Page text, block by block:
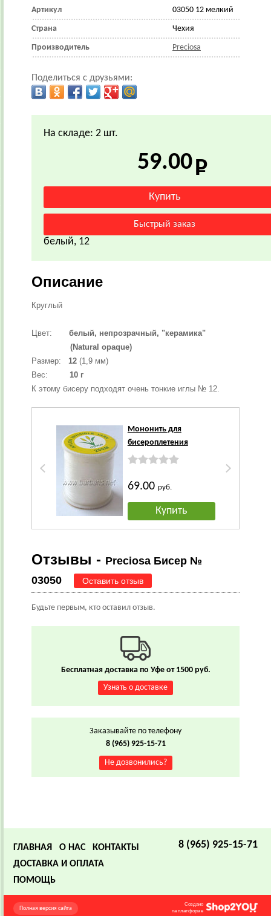
Артикул 03050 12 мелкий
Страна Чехия
Производитель Preciosa
Поделиться с друзьями:
На складе: 2 шт.
59.00
белый, 12
Описание
Круглый
Цвет:
белый, непрозрачный, "керамика"
(Natural opaque)
Размер:
12 (1,9 мм)
Вес:
10 г
К этому бисеру подходят очень тонкие иглы № 12.
Мононить для
бисероплетения
69.00 руб.
Купить
Отзывы - Preciosa Бисер №
03050
Оставить отзыв
Будьте первым, кто оставил отзыв.
Бесплатная доставка по Уфе от 1500 руб.
Узнать о доставке
Заказывайте по телефону
8 (965) 925-15-71
Не дозвонились?
8 (965) 925-15-71
ГЛАВНАЯ О НАС
КОНТАКТЫ
ДОСТАВКА И ОПЛАТА
ПОМОЩЬ
Создано
на платформе
Полная версия сайта